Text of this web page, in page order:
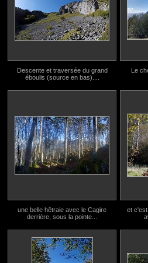
Descente et traversée du grand
éboulis (source en bas)....
Le
une belle hêtraie avec le Cagire
derrière, sous la pointe...
et